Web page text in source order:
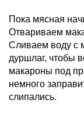
Пока мясная
Отвариваем
Сливаем воду с
дуршлаг, чтобы
макароны под
немного
слипались.